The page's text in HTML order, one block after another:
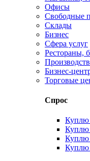
Офисы
Свободные
Склады
Бизнес
Сфера услуг
Рестораны,
Бизнес-
Торговые
Спрос
Куплю
Куплю
Куплю
Куплю